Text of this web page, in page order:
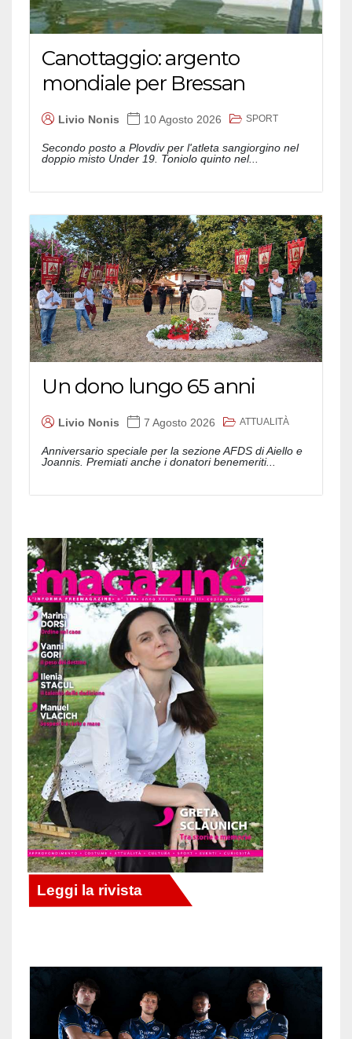
Canottaggio: argento
mondiale per Bressan
Livio Nonis 10 Agosto 2026 SPORT
Secondo posto a Plovdiv per l'atleta sangiorgino nel
doppio misto Under 19. Toniolo quinto nel...
Un dono lungo 65 anni
Livio Nonis 7 Agosto 2026 ATTUALITÀ
Anniversario speciale per la sezione AFDS di Aiello e
Joannis. Premiati anche i donatori benemeriti...